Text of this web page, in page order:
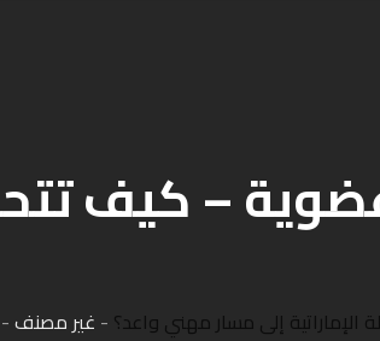
– كيف
إلى مسار مهني واعد؟ - غير مصنف-